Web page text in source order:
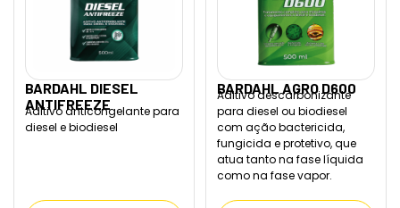
BARDAHL DIESEL
ANTIFREEZE
Aditivo anticongelante para
diesel e biodiesel
BARDAHL AGRO D600
Aditivo descarbonizante
para diesel ou biodiesel
com ação bactericida,
fungicida e protetivo, que
atua tanto na fase líquida
como na fase vapor.